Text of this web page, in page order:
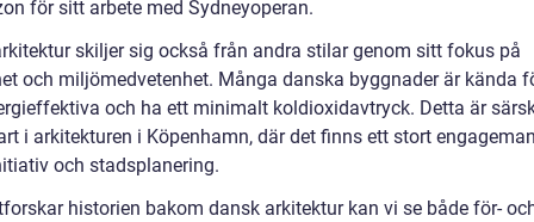
för sitt arbete med Sydneyoperan.
skiljer sig också från andra stilar genom sitt fokus på
och miljömedvetenhet. Många danska byggnader är kända
och ha ett minimalt koldioxidavtryck. Detta är
i arkitekturen i Köpenhamn, där det finns ett stort
och stadsplanering.
historien bakom dansk arkitektur kan vi se både för-